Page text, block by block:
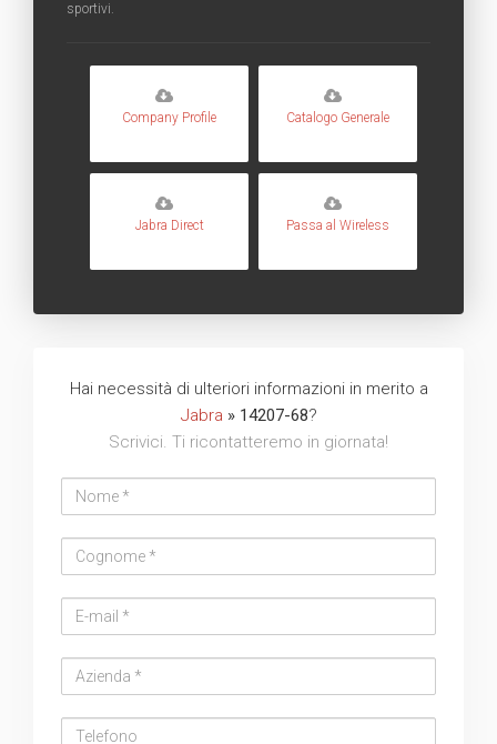
sportivi.
Company Profile Catalogo Generale
Jabra Direct Passa al Wireless
Hai necessità di ulteriori informazioni in merito a
Jabra » 14207-68?
Scrivici. Ti ricontatteremo in giornata!
address